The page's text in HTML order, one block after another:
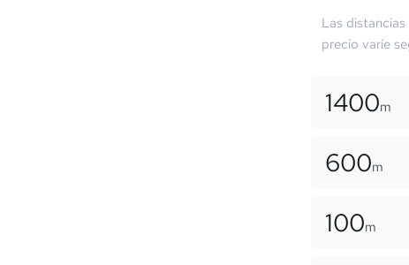
Las
precio varíe
1400m
600m
100m